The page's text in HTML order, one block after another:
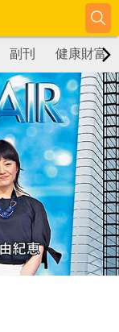
副刊 健康財富